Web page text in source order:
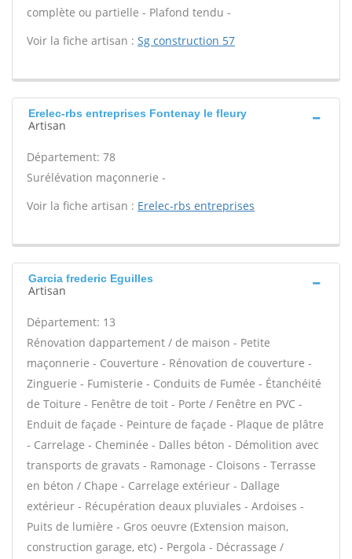
complète ou partielle - Plafond tendu -
Voir la fiche artisan : Sg construction 57
Erelec-rbs entreprises Fontenay le fleury
Artisan
Département: 78
Surélévation maçonnerie -
Voir la fiche artisan : Erelec-rbs entreprises
Garcia frederic Eguilles
Artisan
Département: 13
Rénovation dappartement / de maison - Petite
maçonnerie - Couverture - Rénovation de couverture -
Zinguerie - Fumisterie - Conduits de Fumée - Étanchéité
de Toiture - Fenêtre de toit - Porte / Fenêtre en PVC -
Enduit de façade - Peinture de façade - Plaque de plâtre
- Carrelage - Cheminée - Dalles béton - Démolition avec
transports de gravats - Ramonage - Cloisons - Terrasse
en béton / Chape - Carrelage extérieur - Dallage
extérieur - Récupération deaux pluviales - Ardoises -
Puits de lumière - Gros oeuvre (Extension maison,
construction garage, etc) - Pergola - Décrassage /